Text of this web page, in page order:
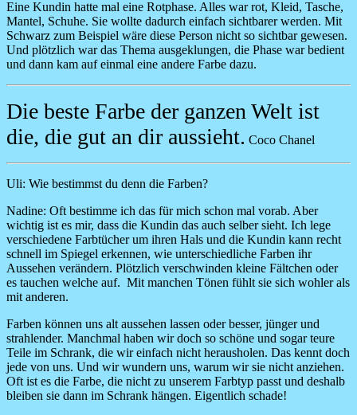
Eine Kundin hatte mal eine Rotphase. Alles war rot, Kleid, Tasche,
Mantel, Schuhe. Sie wollte dadurch einfach sichtbarer werden. Mit
Schwarz zum Beispiel wäre diese Person nicht so sichtbar gewesen.
Und plötzlich war das Thema ausgeklungen, die Phase war bedient
und dann kam auf einmal eine andere Farbe dazu.
Die beste Farbe der ganzen Welt ist
die, die gut an dir aussieht. Coco Chanel
Uli: Wie bestimmst du denn die Farben?
Nadine: Oft bestimme ich das für mich schon mal vorab. Aber
wichtig ist es mir, dass die Kundin das auch selber sieht. Ich lege
verschiedene Farbtücher um ihren Hals und die Kundin kann recht
schnell im Spiegel erkennen, wie unterschiedliche Farben ihr
Aussehen verändern. Plötzlich verschwinden kleine Fältchen oder
es tauchen welche auf. Mit manchen Tönen fühlt sie sich wohler als
mit anderen.
Farben können uns alt aussehen lassen oder besser, jünger und
strahlender. Manchmal haben wir doch so schöne und sogar teure
Teile im Schrank, die wir einfach nicht herausholen. Das kennt doch
jede von uns. Und wir wundern uns, warum wir sie nicht anziehen.
Oft ist es die Farbe, die nicht zu unserem Farbtyp passt und deshalb
bleiben sie dann im Schrank hängen. Eigentlich schade!